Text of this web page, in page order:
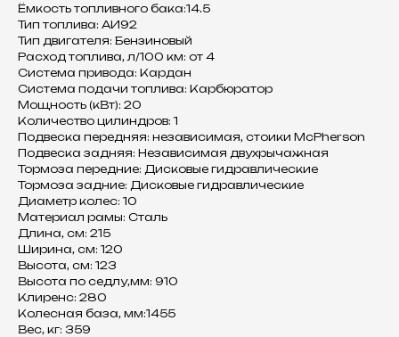
Ёмкость топливного бака:14.5
Тип топлива: АИ92
Тип двигателя: Бензиновый
Расход топлива, л/100 км: от 4
Система привода: Кардан
Система подачи топлива: Карбюратор
Мощность (кВт): 20
Количество цилиндров: 1
Подвеска передняя: независимая, стоики McPherson
Подвеска задняя: Независимая двухрычажная
Тормоза передние: Дисковые гидравлические
Тормоза задние: Дисковые гидравлические
Диаметр колес: 10
Материал рамы: Сталь
Длина, см: 215
Ширина, см: 120
Высота, см: 123
Высота по седлу,мм: 910
Клиренс: 280
Колесная база, мм:1455
Вес, кг: 359